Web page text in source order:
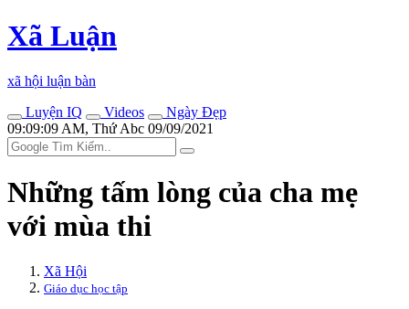
Xã Luận
xã hội luận bàn
Luyện IQ
Videos
Ngày Đẹp
09:09:09 AM, Thứ Abc 09/09/2021
Những tấm lòng của cha mẹ
với mùa thi
Xã Hội
Giáo dục học tập